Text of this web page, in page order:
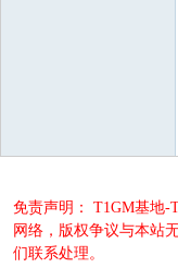
免责声明： T1GM基地-
网络，版权争议与本站
们联系处理。